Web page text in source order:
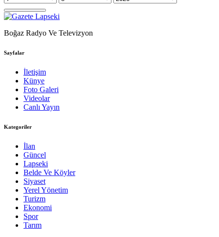
Boğaz Radyo Ve Televizyon
Sayfalar
İletişim
Künye
Foto Galeri
Videolar
Canlı Yayın
Kategoriler
İlan
Güncel
Lapseki
Belde Ve Köyler
Siyaset
Yerel Yönetim
Turizm
Ekonomi
Spor
Tarım